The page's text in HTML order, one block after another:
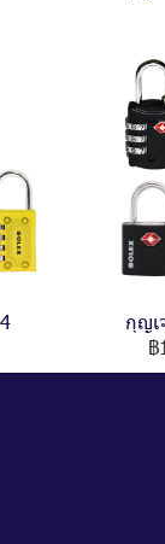
กุญเ
฿